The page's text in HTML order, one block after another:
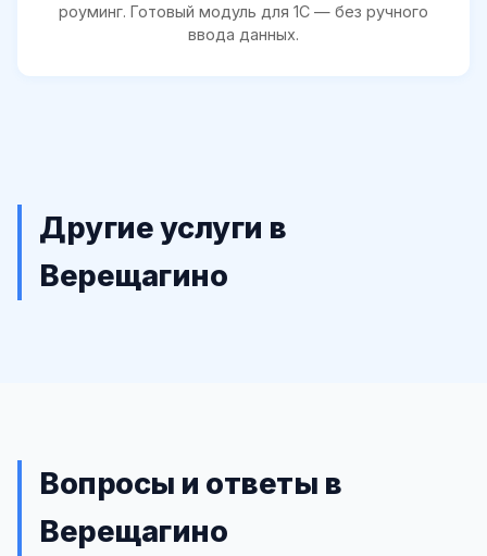
роуминг. Готовый модуль для 1С — без ручного
ввода данных.
Другие услуги в
Верещагино
Вопросы и ответы в
Верещагино